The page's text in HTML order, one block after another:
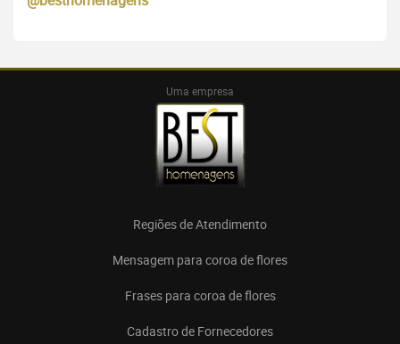
Uma empresa
Regiões de Atendimento
Mensagem para coroa de flores
Frases para coroa de flores
Cadastro de Fornecedores